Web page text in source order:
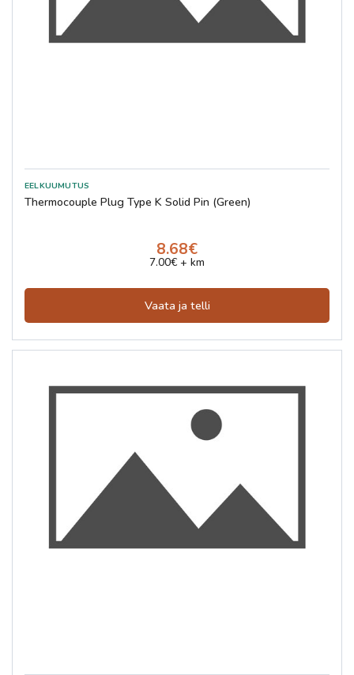
Thermocouple Plug Type K Solid Pin (Green)
8.68€
7.00€ + km
Vaata ja telli